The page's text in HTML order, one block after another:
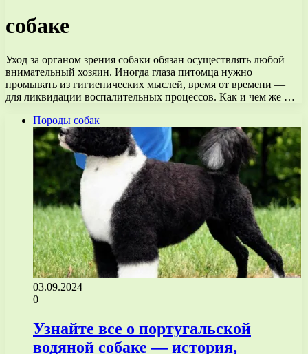
собаке
Уход за органом зрения собаки обязан осуществлять любой
внимательный хозяин. Иногда глаза питомца нужно
промывать из гигиенических мыслей, время от времени —
для ликвидации воспалительных процессов. Как и чем же …
Породы собак
03.09.2024
0
Узнайте все о португальской
водяной собаке — история,